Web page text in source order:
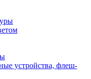
устройства, флеш-